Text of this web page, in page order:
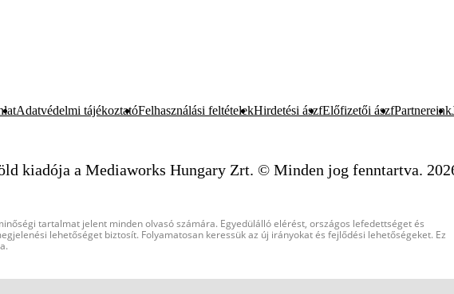
Adatvédelmi tájékoztatóFelhasználási feltételekHirdetési ászfElőfizetői ászfPartnereink
kiadója a Mediaworks Hungary Zrt. © Minden jog fenntartva.
tartalmat jelent minden olvasó számára. Egyedülálló elérést, országos lefedettséget és
lehetőséget biztosít. Folyamatosan keressük az új irányokat és fejlődési lehetőségeket. Ez